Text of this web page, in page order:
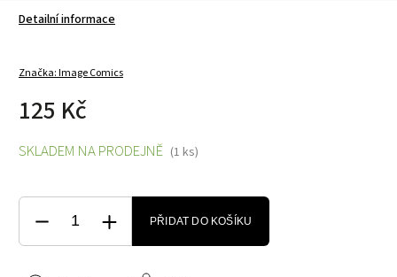
Detailní informace
Značka:Image Comics
125 Kč
SKLADEM NA PRODEJNĚ (1 ks)
PŘIDAT DO KOŠÍKU